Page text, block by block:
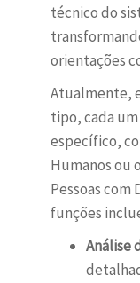
técnico do
orientações
Atualmente,
tipo, cada
específico,
Humanos ou
Pessoas com
funções
Análise